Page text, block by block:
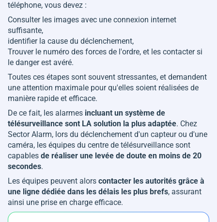
téléphone, vous devez :
Consulter les images avec une connexion internet
suffisante,
identifier la cause du déclenchement,
Trouver le numéro des forces de l'ordre, et les contacter si
le danger est avéré.
Toutes ces étapes sont souvent stressantes, et demandent
une attention maximale pour qu'elles soient réalisées de
manière rapide et efficace.
De ce fait, les alarmes incluant un système de
télésurveillance sont LA solution la plus adaptée. Chez
Sector Alarm, lors du déclenchement d'un capteur ou d'une
caméra, les équipes du centre de télésurveillance sont
capables de réaliser une levée de doute en moins de 20
secondes.
Les équipes peuvent alors contacter les autorités grâce à
une ligne dédiée dans les délais les plus brefs, assurant
ainsi une prise en charge efficace.